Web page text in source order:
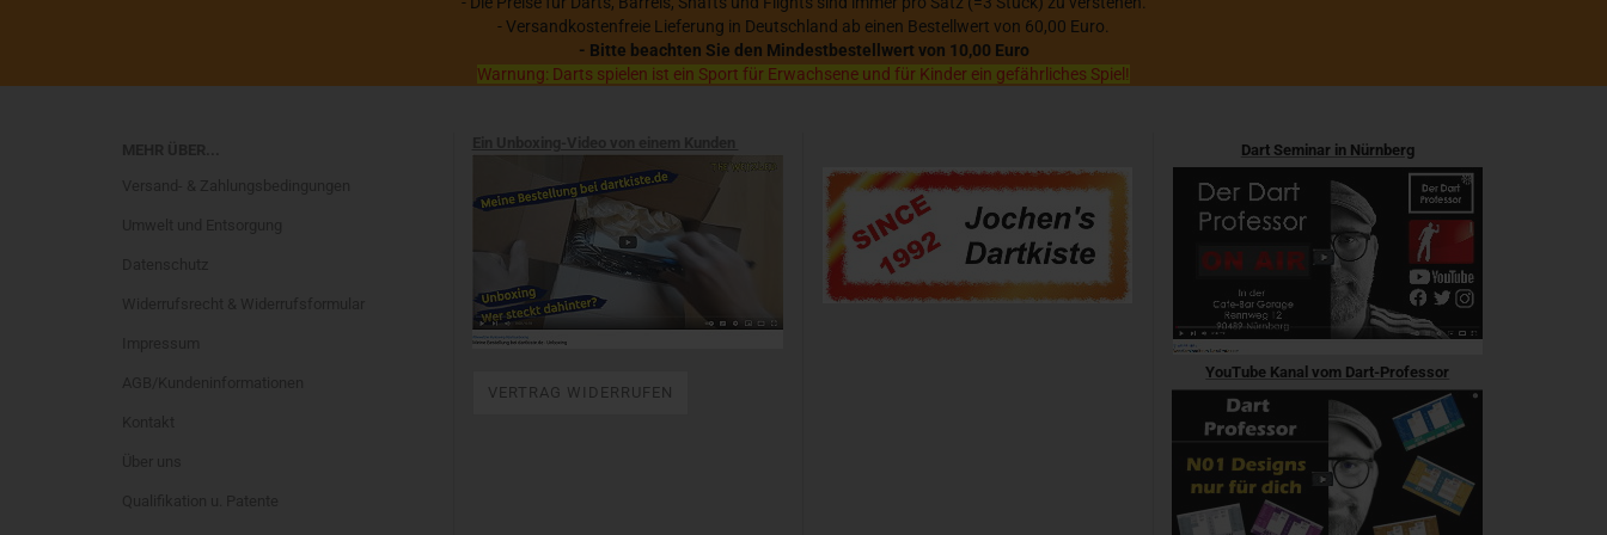
- Versandkostenfreie Lieferung in Deutschland ab einen Bestellwert von 60,00 Euro.
- Bitte beachten Sie den Mindestbestellwert von 10,00 Euro
Warnung: Darts spielen ist ein Sport für Erwachsene und für Kinder ein gefährliches Spiel!
VERTRAG WIDERRUFEN
Dart Seminar in Nürnberg
YouTube Kanal vom Dart-Professor